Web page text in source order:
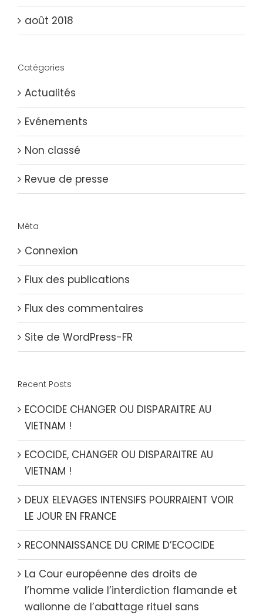
août 2018
Catégories
Actualités
Evénements
Non classé
Revue de presse
Méta
Connexion
Flux des publications
Flux des commentaires
Site de WordPress-FR
Recent Posts
ECOCIDE CHANGER OU DISPARAITRE AU
VIETNAM !
ECOCIDE, CHANGER OU DISPARAITRE AU
VIETNAM !
DEUX ELEVAGES INTENSIFS POURRAIENT VOIR
LE JOUR EN FRANCE
RECONNAISSANCE DU CRIME D’ECOCIDE
La Cour européenne des droits de
l’homme valide l’interdiction flamande et
wallonne de l’abattage rituel sans